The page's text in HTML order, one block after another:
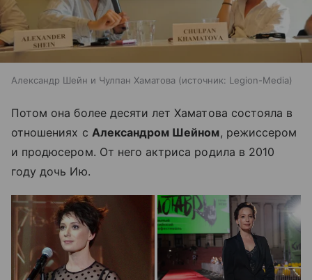
Александр Шейн и Чулпан Хаматова источник: Legion-Media
Потом она более десяти лет Хаматова состояла в
отношениях с Александром Шейном, режиссером
и продюсером. От него актриса родила в 2010
году дочь Ию.